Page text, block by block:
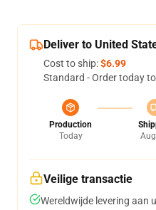
Deliver to United
Cost to ship:$6.99
Standard - Order today
Production
Today
Veilige transactie
Wereldwijde levering aan